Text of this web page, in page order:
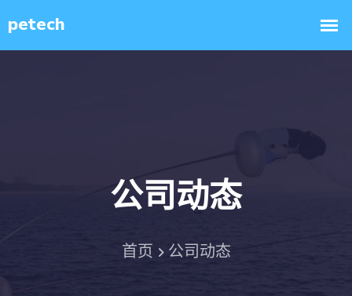
公司动态
首页 公司动态